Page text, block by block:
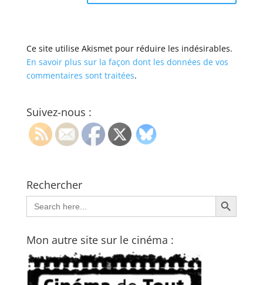
Ce site utilise Akismet pour réduire les indésirables.
En savoir plus sur la façon dont les données de vos
commentaires sont traitées.
Suivez-nous :
Rechercher
Search
for:
Search Button
Mon autre site sur le cinéma :